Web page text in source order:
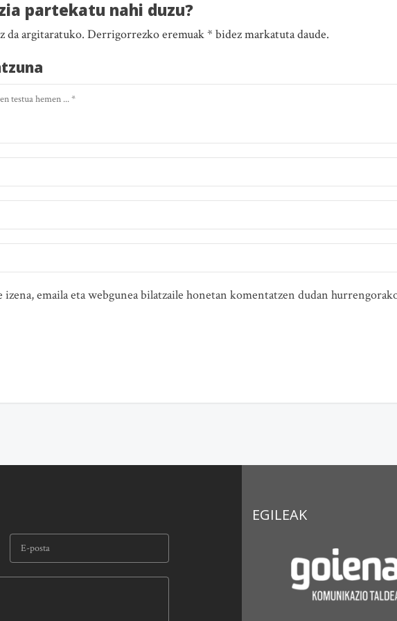
partekatu nahi duzu?
da argitaratuko. Derrigorrezko eremuak * bidez markatuta daude.
emaila eta webgunea bilatzaile honetan komentatzen dudan
EGILEAK